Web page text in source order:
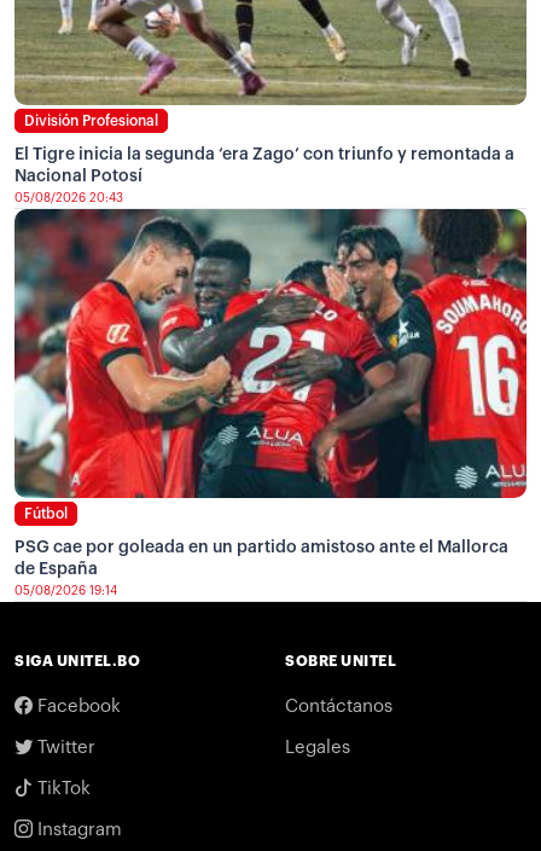
División Profesional
El Tigre inicia la segunda ‘era Zago’ con triunfo y remontada a
Nacional Potosí
05/08/2026 20:43
Fútbol
PSG cae por goleada en un partido amistoso ante el Mallorca
de España
05/08/2026 19:14
SIGA UNITEL.BO
Facebook
Twitter
TikTok
Instagram
SOBRE UNITEL
Contáctanos
Legales